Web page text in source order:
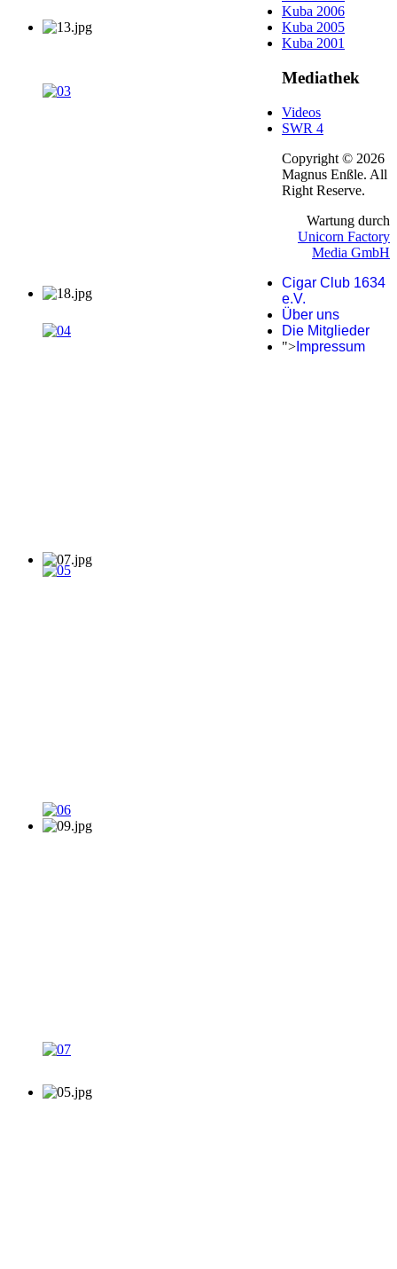
Kuba 2006
Kuba 2005
Kuba 2001
Mediathek
Videos
SWR 4
Copyright © 2026
Magnus Enßle. All
Right Reserve.
Wartung durch
Unicorn Factory
Media GmbH
Cigar Club 1634
e.V.
Über uns
Die Mitglieder
"> Impressum